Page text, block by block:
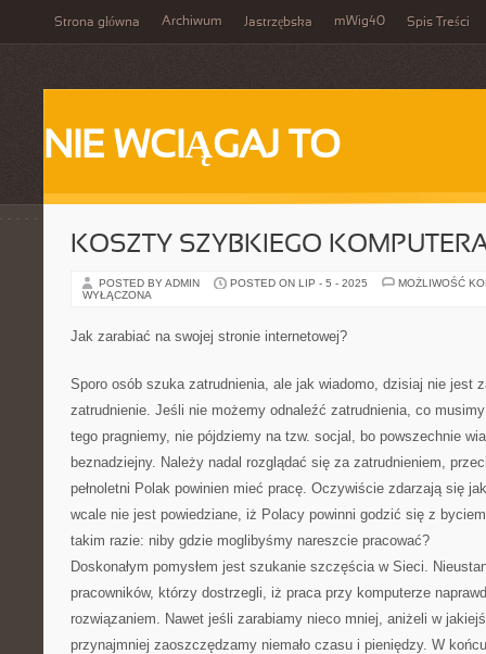
Strona główna Archiwum Jastrzębska mWig40 Spis Treści
NIE WCIĄGAJ TO
KOSZTY SZYBKIEGO
POSTED BY ADMIN POSTED ON LIP - 5 - 2025
MOŻLIWOŚĆ
WYŁĄCZONA
Jak zarabiać na swojej stronie internetowej?
Sporo osób szuka zatrudnienia, ale jak wiadomo, dzisiaj nie jest
zatrudnienie. Jeśli nie możemy odnaleźć zatrudnienia, co
tego pragniemy, nie pójdziemy na tzw. socjal, bo powszechnie
beznadziejny. Należy nadal rozglądać się za zatrudnieniem,
pełnoletni Polak powinien mieć pracę. Oczywiście zdarzają się
wcale nie jest powiedziane, iż Polacy powinni godzić się z
takim razie: niby gdzie moglibyśmy nareszcie pracować?
Doskonałym pomysłem jest szukanie szczęścia w Sieci.
pracowników, którzy dostrzegli, iż praca przy komputerze
rozwiązaniem. Nawet jeśli zarabiamy nieco mniej, aniżeli w
przynajmniej zaoszczędzamy niemało czasu i pieniędzy. W